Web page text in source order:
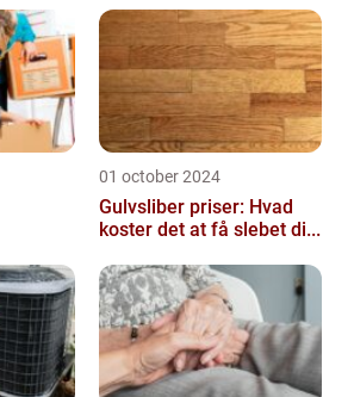
01 october 2024
Gulvsliber priser: Hvad
koster det at få slebet di...